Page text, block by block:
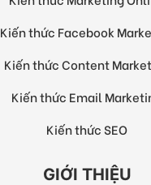
Kiến thức Facebook
Kiến thức Content
Kiến thức Email
Kiến thức SEO
GIỚI THIỆU